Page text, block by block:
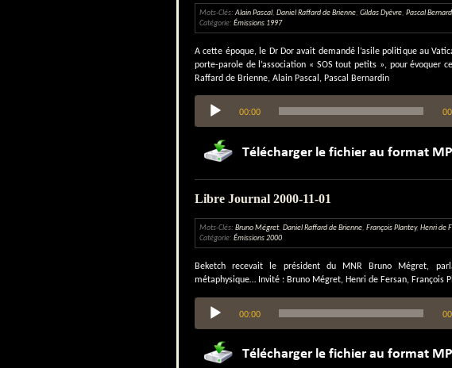
Mots-Clés: Alain Pascal, Daniel Raffard de Brienne, Gildas Dyèvre, Pascal
Catégorie: Émissions 1997
A cette époque, le Dr Dor avait demandé l’asile politique au
porte-parole de l’association « SOS tout petits », pour évoquer
Raffard de Brienne, Alain Pascal, Pascal Bernardin
audio
00:00
Libre Journal 2000-11-01
Mots-Clés: Bruno Mégret, Daniel Raffard de Brienne, François Plantey, Henri de
Catégorie: Émissions 2000
Beketch recevait le président du MNR Bruno Mégret,
métaphysique… Invité : Bruno Mégret, Henri de Fersan, François
Lecteur
audio
00:00